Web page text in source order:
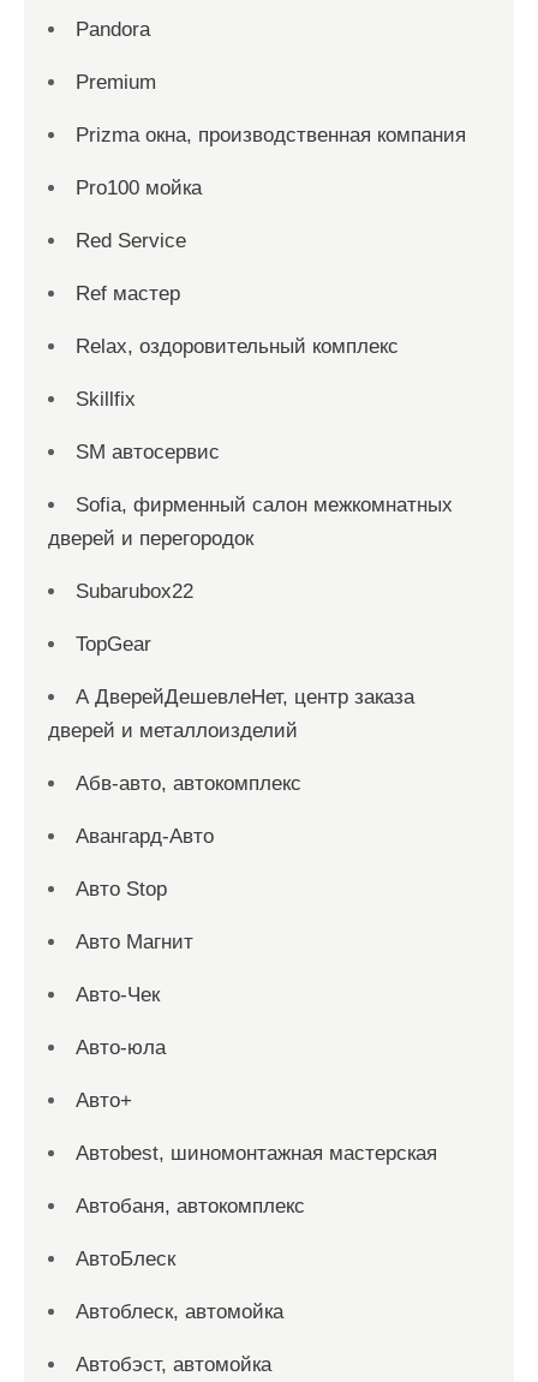
Pandora
Premium
Prizma окна, производственная компания
Pro100 мойка
Red Service
Ref мастер
Relax, оздоровительный комплекс
Skillfix
SM автосервис
Sofia, фирменный салон межкомнатных
дверей и перегородок
Subarubox22
TopGear
А ДверейДешевлеНет, центр заказа
дверей и металлоизделий
Абв-авто, автокомплекс
Авангард-Авто
Авто Stop
Авто Магнит
Авто-Чек
Авто-юла
Авто+
Автоbest, шиномонтажная мастерская
Автобаня, автокомплекс
АвтоБлеск
Автоблеск, автомойка
Автобэст, автомойка